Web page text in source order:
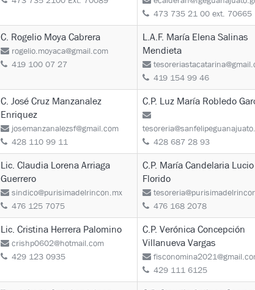
473 735 21 00 ext. 70665
C. Rogelio Moya Cabrera
rogelio.moyaca@gmail.com
419 100 07 27
L.A.F. María Elena Salinas
Mendieta
419 154 99 46
C. José Cruz Manzanalez
Enriquez
josemanzanalezsf@gmail.com
428 110 99 11
C.P. Luz María Robledo
428 687 28 93
Lic. Claudia Lorena Arriaga
Guerrero
sindico@purisimadelrincon.mx
476 125 7075
C.P. María Candelaria Lucio
Florido
476 168 2078
Lic. Cristina Herrera Palomino
crishp0602@hotmail.com
429 123 0935
C.P. Verónica Concepción
Villanueva Vargas
429 111 6125